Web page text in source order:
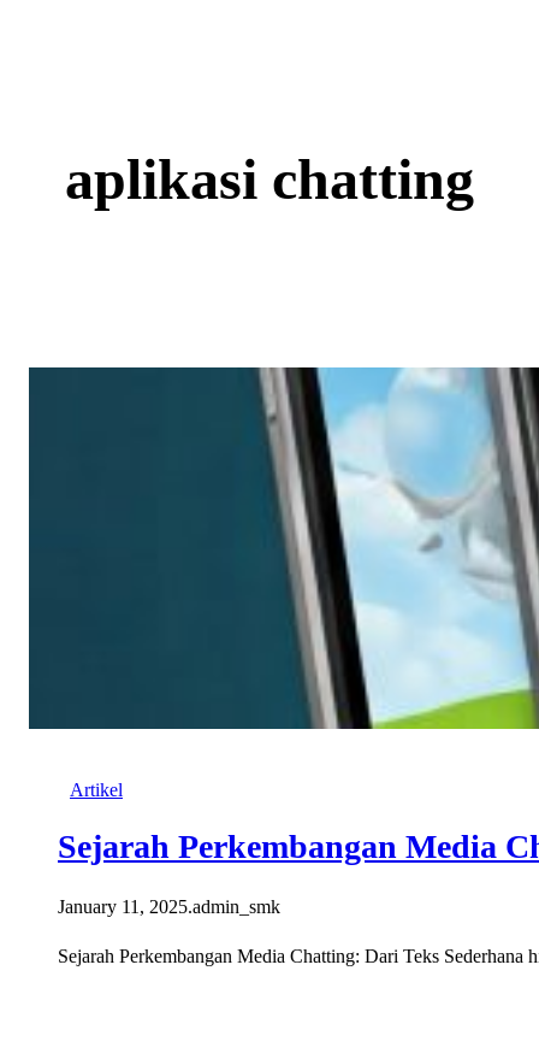
aplikasi chatting
Artikel
Sejarah Perkembangan Media
January 11, 2025.admin_smk
Sejarah Perkembangan Media Chatting: Dari Teks